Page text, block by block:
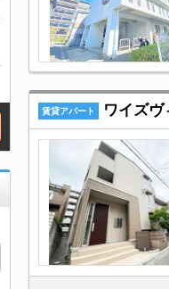
賃貸アパート ワイズヴ